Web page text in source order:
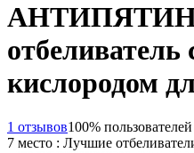
АНТИПЯТИН
кислородом
1 отзывов100%
7 место : Лучшие